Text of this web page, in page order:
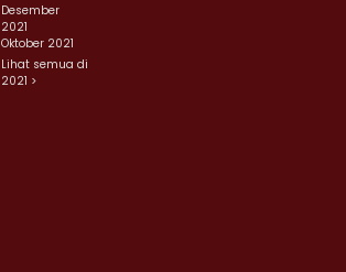
Desember
2021
Oktober 2021
Lihat semua di
2021 >